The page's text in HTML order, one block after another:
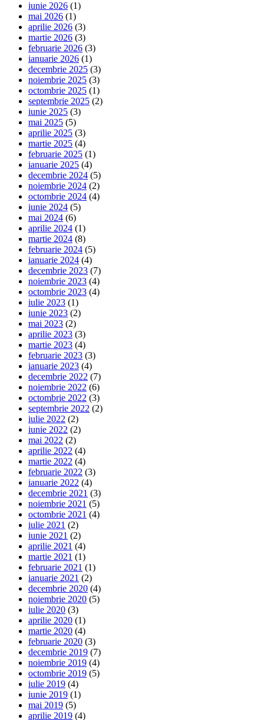
iunie 2026 (1)
mai 2026 (1)
aprilie 2026 (3)
martie 2026 (3)
februarie 2026 (3)
ianuarie 2026 (1)
decembrie 2025 (3)
noiembrie 2025 (3)
octombrie 2025 (1)
septembrie 2025 (2)
iunie 2025 (3)
mai 2025 (5)
aprilie 2025 (3)
martie 2025 (4)
februarie 2025 (1)
ianuarie 2025 (4)
decembrie 2024 (5)
noiembrie 2024 (2)
octombrie 2024 (4)
iunie 2024 (5)
mai 2024 (6)
aprilie 2024 (1)
martie 2024 (8)
februarie 2024 (5)
ianuarie 2024 (4)
decembrie 2023 (7)
noiembrie 2023 (4)
octombrie 2023 (4)
iulie 2023 (1)
iunie 2023 (2)
mai 2023 (2)
aprilie 2023 (3)
martie 2023 (4)
februarie 2023 (3)
ianuarie 2023 (4)
decembrie 2022 (7)
noiembrie 2022 (6)
octombrie 2022 (3)
septembrie 2022 (2)
iulie 2022 (2)
iunie 2022 (2)
mai 2022 (2)
aprilie 2022 (4)
martie 2022 (4)
februarie 2022 (3)
ianuarie 2022 (4)
decembrie 2021 (3)
noiembrie 2021 (5)
octombrie 2021 (4)
iulie 2021 (2)
iunie 2021 (2)
aprilie 2021 (4)
martie 2021 (1)
februarie 2021 (1)
ianuarie 2021 (2)
decembrie 2020 (4)
noiembrie 2020 (5)
iulie 2020 (3)
aprilie 2020 (1)
martie 2020 (4)
februarie 2020 (3)
decembrie 2019 (7)
noiembrie 2019 (4)
octombrie 2019 (5)
iulie 2019 (4)
iunie 2019 (1)
mai 2019 (5)
aprilie 2019 (4)